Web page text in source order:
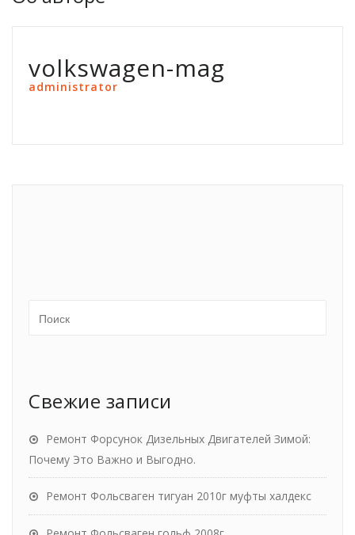
volkswagen-mag
administrator
Свежие записи
Ремонт Форсунок Дизельных Двигателей Зимой:
Почему Это Важно и Выгодно.
Ремонт Фольсваген тигуан 2010г муфты халдекс